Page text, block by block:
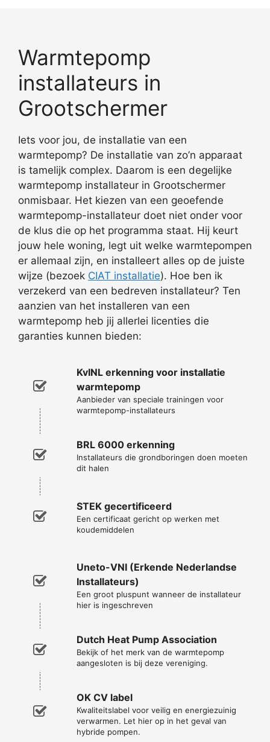
Warmtepomp
installateurs in
Grootschermer
Iets voor jou, de installatie van een
warmtepomp? De installatie van zo’n apparaat
is tamelijk complex. Daarom is een degelijke
warmtepomp installateur in Grootschermer
onmisbaar. Het kiezen van een geoefende
warmtepomp-installateur doet niet onder voor
de klus die op het programma staat. Hij keurt
jouw hele woning, legt uit welke warmtepompen
er allemaal zijn, en installeert alles op de juiste
wijze (bezoek CIAT installatie). Hoe ben ik
verzekerd van een bedreven installateur? Ten
aanzien van het installeren van een
warmtepomp heb jij allerlei licenties die
garanties kunnen bieden:
KvINL erkenning voor installatie
warmtepomp
Aanbieder van speciale trainingen voor
warmtepomp-installateurs
BRL 6000 erkenning
Installateurs die grondboringen doen moeten
dit halen
STEK gecertificeerd
Een certificaat gericht op werken met
koudemiddelen
Uneto-VNI (Erkende Nederlandse
Installateurs)
Een groot pluspunt wanneer de installateur
hier is ingeschreven
Dutch Heat Pump Association
Bekijk of het merk van de warmtepomp
aangesloten is bij deze vereniging.
OK CV label
Kwaliteitslabel voor veilig en energiezuinig
verwarmen. Let hier op in het geval van
hybride pompen.